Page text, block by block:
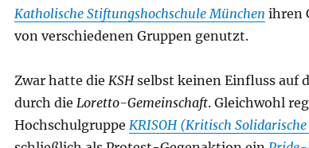
Katholische Stiftungshochschule München ihren
von verschiedenen Gruppen genutzt.
Zwar hatte die KSHselbst keinen Einfluss auf
durch die Loretto-Gemeinschaft. Gleichwohl
Hochschulgruppe KRISOH (Kritisch